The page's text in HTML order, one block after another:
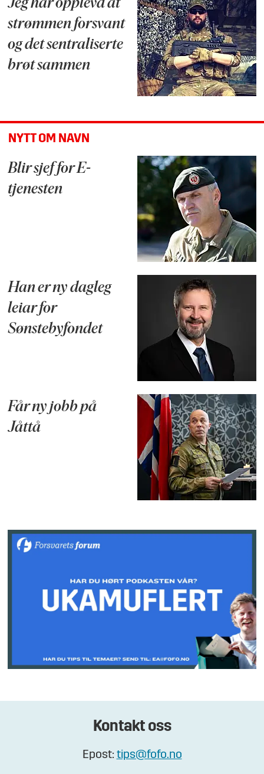
Jeg har opplevd at
strømmen forsvant
og det sentraliserte
brøt sammen
NYTT OM NAVN
Blir sjef for E-
tjenesten
Han er ny dagleg
leiar for
Sønstebyfondet
Får ny jobb på
Jåttå
Kontakt oss
Epost: tips@fofo.no